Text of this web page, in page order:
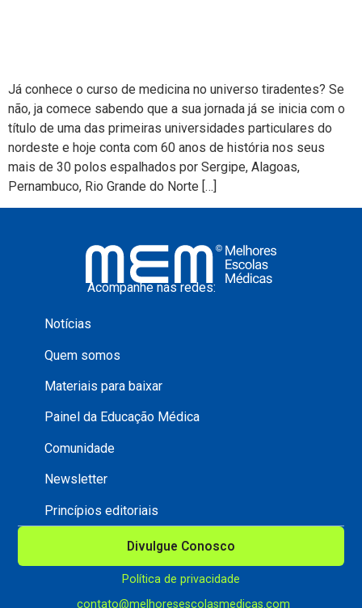
Já conhece o curso de medicina no universo tiradentes? Se
não, ja comece sabendo que a sua jornada já se inicia com o
título de uma das primeiras universidades particulares do
nordeste e hoje conta com 60 anos de história nos seus
mais de 30 polos espalhados por Sergipe, Alagoas,
Pernambuco, Rio Grande do Norte […]
Acompanhe nas redes:
Notícias
Quem somos
Materiais para baixar
Painel da Educação Médica
Comunidade
Newsletter
Princípios editoriais
Divulgue Conosco
Política de privacidade
contato@melhoresescolasmedicas.com